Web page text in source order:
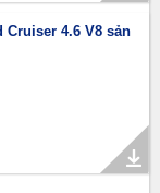
Cruiser 4.6 V8 sản